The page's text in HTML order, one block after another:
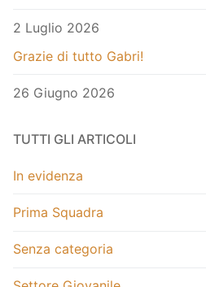
2 Luglio 2026
Grazie di tutto Gabri!
26 Giugno 2026
TUTTI GLI ARTICOLI
In evidenza
Prima Squadra
Senza categoria